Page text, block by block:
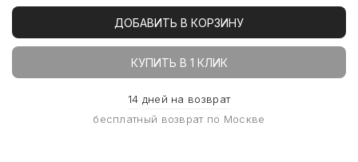
ДОБАВИТЬ В КОРЗИНУ
КУПИТЬ В 1 КЛИК
14 дней на возврат
бесплатный возврат по Москве